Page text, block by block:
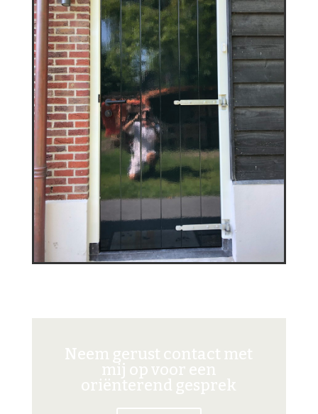
Neem gerust contact met
mij op voor een
oriënterend gesprek